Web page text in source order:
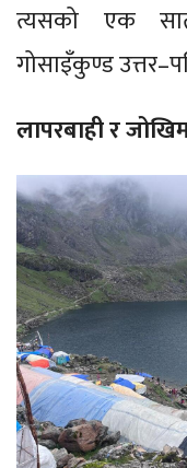
त्यसको एक
गोसाइँकुण्ड
लापरबाही र